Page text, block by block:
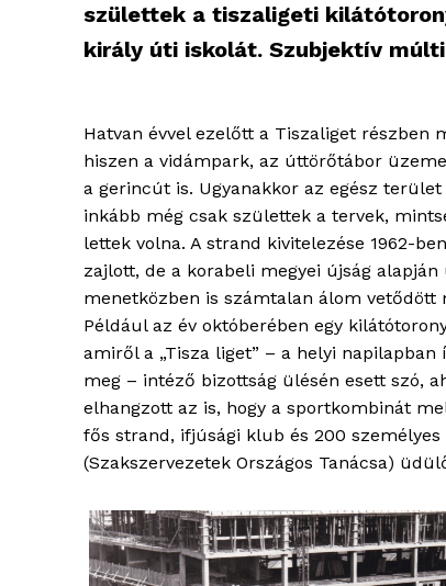
születtek a tiszaligeti
király úti iskolát. Szubjektív
Hatvan évvel ezelőtt a Tiszaliget részben
hiszen a vidámpark, az úttörőtábor
a gerincút is. Ugyanakkor az egész
inkább még csak születtek a tervek,
lettek volna. A strand kivitelezése 1962-
zajlott, de a korabeli megyei újság alapján
menetközben is számtalan álom vetődött
Például az év októberében egy
amiről a „Tisza liget” – a helyi napilapban
meg – intéző bizottság ülésén esett szó,
elhangzott az is, hogy a sportkombinát
fős strand, ifjúsági klub és 200 személyes
(Szakszervezetek Országos Tanácsa)